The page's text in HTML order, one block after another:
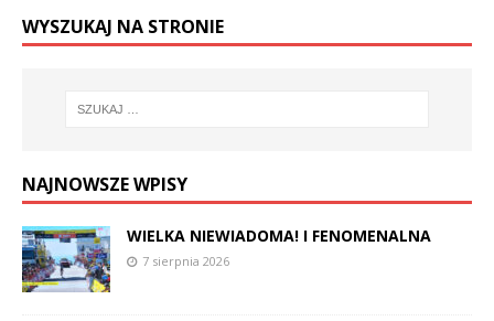
WYSZUKAJ NA STRONIE
NAJNOWSZE WPISY
WIELKA NIEWIADOMA! I FENOMENALNA
7 sierpnia 2026